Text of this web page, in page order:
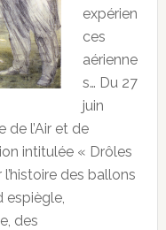
expérien
ces
aérienne
s… Du 27
juin
de l’Air et de
intitulée « Drôles
des ballons
espiègle,
des